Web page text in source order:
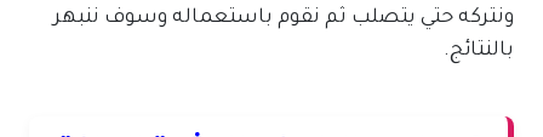
ونتركه حتي يتصلب ثم نقوم باستعماله وسوف ننبهر
بالنتائج.